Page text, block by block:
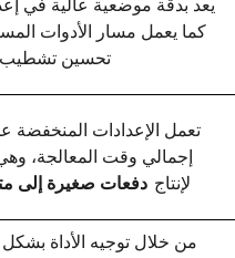
يعد بدقة موضعية عالية في
كما يعمل مسار الأدوات
تحسين
تعمل الإعدادات المنخفضة
إجمالي وقت المعالجة،
لإنتاج دفعات صغيرة إلى
من خلال توجيه الأداة